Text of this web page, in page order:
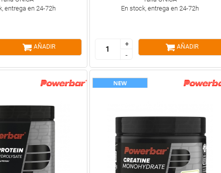
entrega en 24-72h
AÑADIR
En stock, entrega en 24-72h
+
-
+
-
AÑADIR